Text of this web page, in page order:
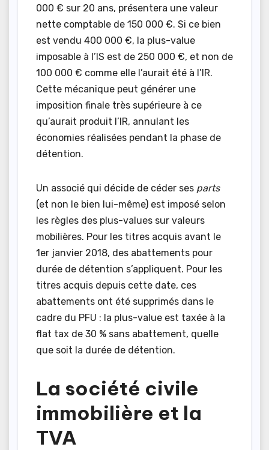
000 € sur 20 ans, présentera une valeur
nette comptable de 150 000 €. Si ce bien
est vendu 400 000 €, la plus-value
imposable à l’IS est de 250 000 €, et non de
100 000 € comme elle l’aurait été à l’IR.
Cette mécanique peut générer une
imposition finale très supérieure à ce
qu’aurait produit l’IR, annulant les
économies réalisées pendant la phase de
détention.
Un associé qui décide de céder ses parts
(et non le bien lui-même) est imposé selon
les règles des plus-values sur valeurs
mobilières. Pour les titres acquis avant le
1er janvier 2018, des abattements pour
durée de détention s’appliquent. Pour les
titres acquis depuis cette date, ces
abattements ont été supprimés dans le
cadre du PFU : la plus-value est taxée à la
flat tax de 30 % sans abattement, quelle
que soit la durée de détention.
La société civile
immobilière et la
TVA